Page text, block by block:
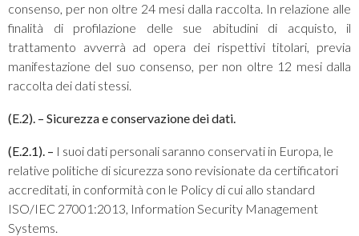
consenso, per non oltre 24 mesi dalla raccolta. In relazione alle
finalità di profilazione delle sue abitudini di acquisto, il
trattamento avverrà ad opera dei rispettivi titolari, previa
manifestazione del suo consenso, per non oltre 12 mesi dalla
raccolta dei dati stessi.
(E.2). – Sicurezza e conservazione dei dati.
(E.2.1). – I suoi dati personali saranno conservati in Europa, le
relative politiche di sicurezza sono revisionate da certificatori
accreditati, in conformità con le Policy di cui allo standard
ISO/IEC 27001:2013, Information Security Management
Systems.